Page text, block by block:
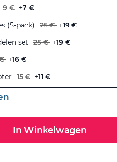
9 € +7 €
(5-pack) 25 € +19 €
set 25 € +19 €
+16 €
15 € +11 €
In Winkelwagen